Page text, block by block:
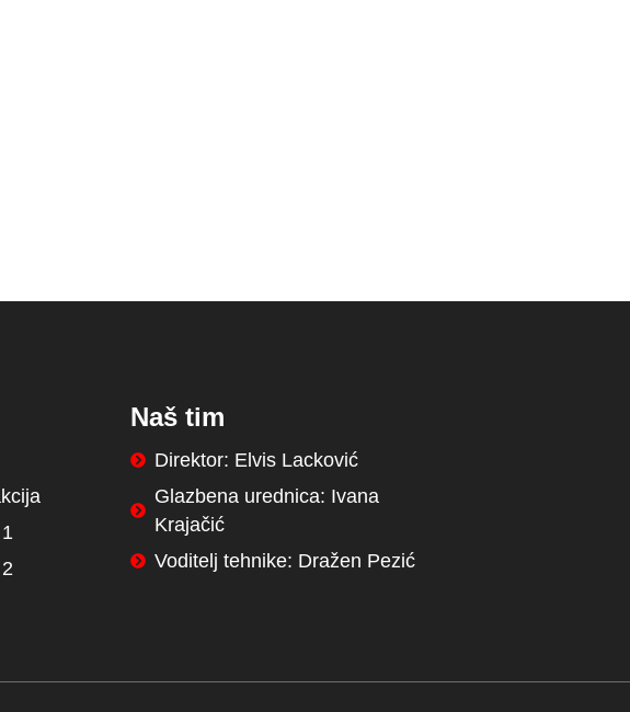
Naš tim
Direktor: Elvis Lacković
Glazbena urednica: Ivana
Krajačić
Voditelj tehnike: Dražen Pezić